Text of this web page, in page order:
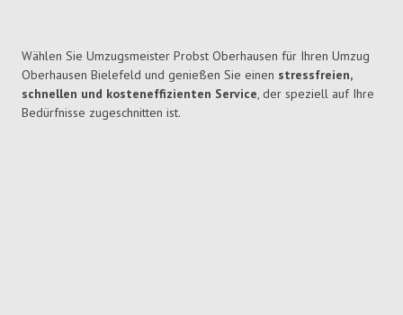
Wählen Sie Umzugsmeister Probst Oberhausen für Ihren Umzug
Oberhausen Bielefeld und genießen Sie einen stressfreien,
schnellen und kosteneffizienten Service, der speziell auf Ihre
Bedürfnisse zugeschnitten ist.